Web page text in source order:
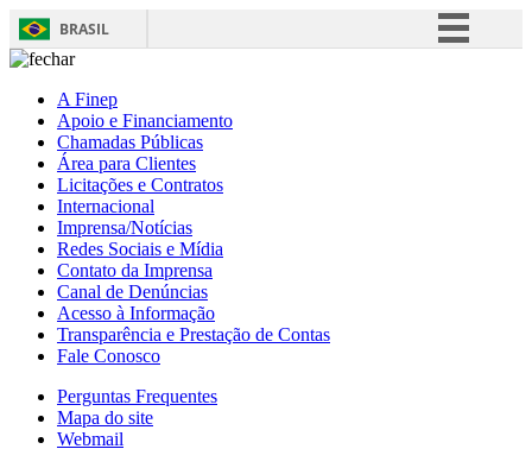
BRASIL
A Finep
Apoio e Financiamento
Chamadas Públicas
Área para Clientes
Licitações e Contratos
Internacional
Imprensa/Notícias
Redes Sociais e Mídia
Contato da Imprensa
Canal de Denúncias
Acesso à Informação
Transparência e Prestação de Contas
Fale Conosco
Perguntas Frequentes
Mapa do site
Webmail